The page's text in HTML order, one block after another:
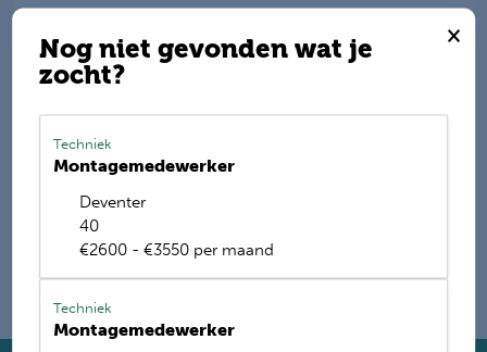
×
Nog niet gevonden wat je
zocht?
Techniek
Montagemedewerker
Deventer
40
€2600 - €3550 per maand
Techniek
Montagemedewerker
E-mail mij de nieuwste vacatures
Name